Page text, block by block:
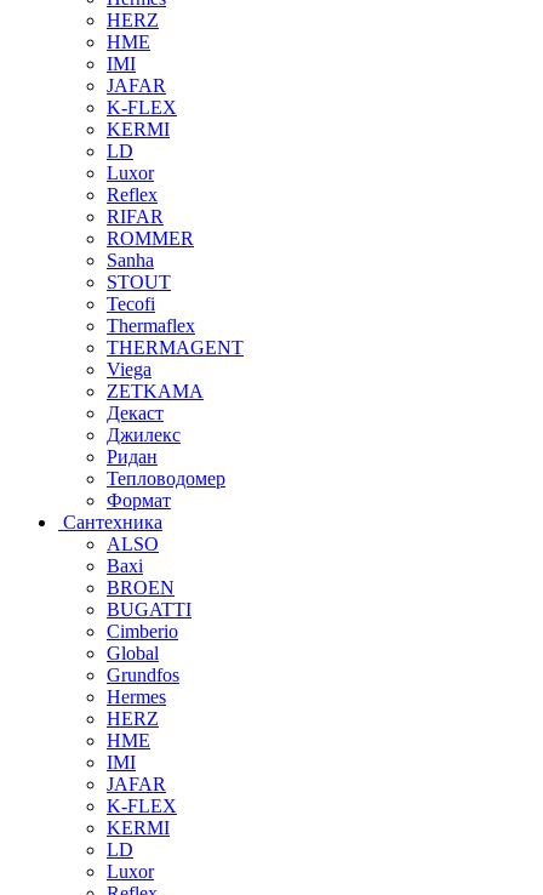
HERZ
HME
IMI
JAFAR
K-FLEX
KERMI
LD
Luxor
Reflex
RIFAR
ROMMER
Sanha
STOUT
Tecofi
Thermaflex
THERMAGENT
Viega
ZETKAMA
Декаст
Джилекс
Ридан
Тепловодомер
Формат
Сантехника
ALSO
Baxi
BROEN
BUGATTI
Cimberio
Global
Grundfos
Hermes
HERZ
HME
IMI
JAFAR
K-FLEX
KERMI
LD
Luxor